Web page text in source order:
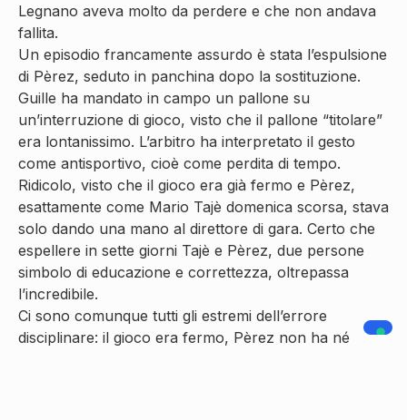
Legnano aveva molto da perdere e che non andava
fallita.
Un episodio francamente assurdo è stata l’espulsione
di Pèrez, seduto in panchina dopo la sostituzione.
Guille ha mandato in campo un pallone su
un’interruzione di gioco, visto che il pallone “titolare”
era lontanissimo. L’arbitro ha interpretato il gesto
come antisportivo, cioè come perdita di tempo.
Ridicolo, visto che il gioco era già fermo e Pèrez,
esattamente come Mario Tajè domenica scorsa, stava
solo dando una mano al direttore di gara. Certo che
espellere in sette giorni Tajè e Pèrez, due persone
simbolo di educazione e correttezza, oltrepassa
l’incredibile.
Ci sono comunque tutti gli estremi dell’errore
disciplinare: il gioco era fermo, Pèrez non ha né